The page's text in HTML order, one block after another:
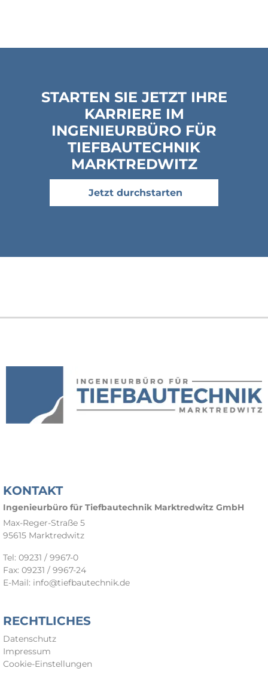
STARTEN SIE JETZT IHRE
KARRIERE IM
INGENIEURBÜRO FÜR
TIEFBAUTECHNIK
MARKTREDWITZ
Jetzt durchstarten
KONTAKT
Ingenieurbüro für Tiefbautechnik Marktredwitz GmbH
Max-Reger-Straße 5
95615 Marktredwitz
Tel: 09231 / 9967-0
Fax: 09231 / 9967-24
E-Mail: info@tiefbautechnik.de
RECHTLICHES
Datenschutz
Impressum
Cookie-Einstellungen